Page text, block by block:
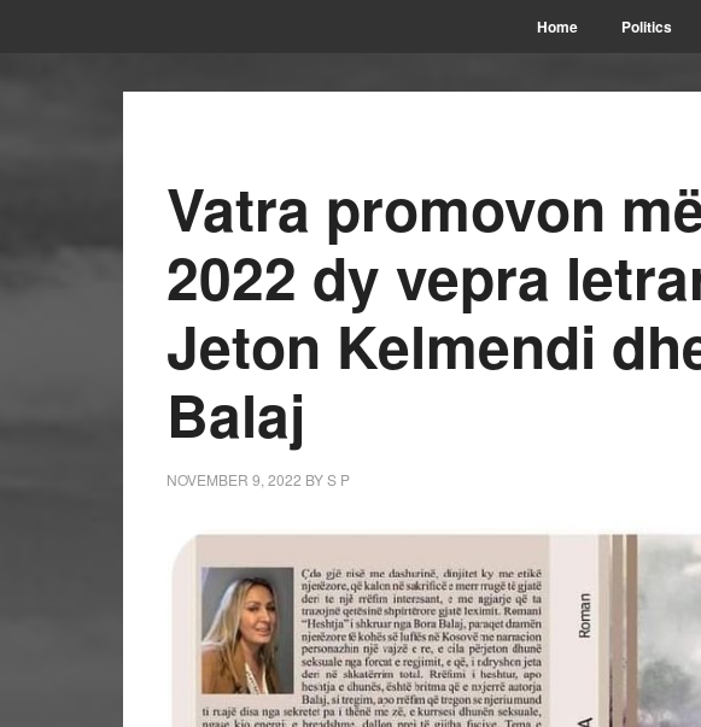
Home Politics
Vatra promovon
2022 dy vepra
Jeton Kelmendi
Balaj
NOVEMBER 9, 2022 BYS P